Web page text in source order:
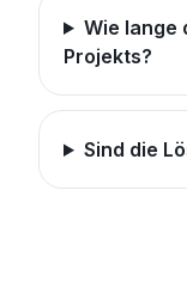
Wie lange
Projekts?
Sind die